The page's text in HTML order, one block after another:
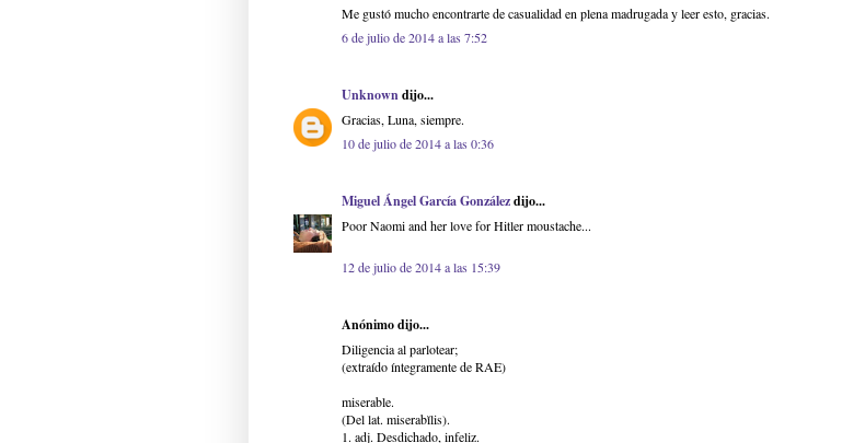
Me gustó mucho encontrarte de casualidad en plena madrugada y leer esto, gracias.
6 de julio de 2014 a las 7:52
Unknowndijo...
Gracias, Luna, siempre.
10 de julio de 2014 a las 0:36
Miguel Ángel García Gonzálezdijo...
Poor Naomi and her love for Hitler moustache...
12 de julio de 2014 a las 15:39
Anónimo dijo...
Diligencia al parlotear;
(extraído íntegramente de RAE)
miserable.
(Del lat. miserabĭlis).
1. adj. Desdichado, infeliz.